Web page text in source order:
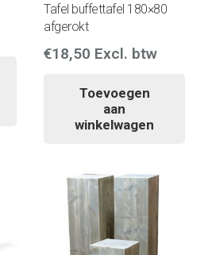
Tafel buffettafel 180×80
afgerokt
€18,50 Excl. btw
Toevoegen
aan
winkelwagen